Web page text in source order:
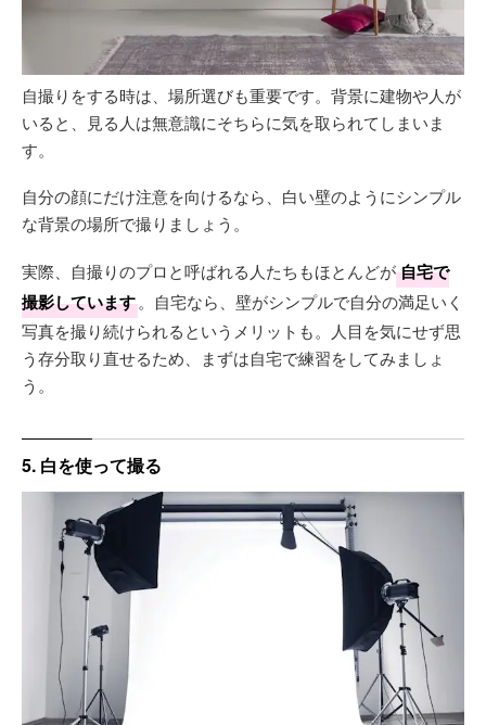
自撮りをする時は、場所選びも重要です。背景に建物や人が
いると、見る人は無意識にそちらに気を取られてしまいま
す。
自分の顔にだけ注意を向けるなら、白い壁のようにシンプル
な背景の場所で撮りましょう。
実際、自撮りのプロと呼ばれる人たちもほとんどが自宅で
撮影しています。自宅なら、壁がシンプルで自分の満足いく
写真を撮り続けられるというメリットも。人目を気にせず思
う存分取り直せるため、まずは自宅で練習をしてみましょ
う。
5. 白を使って撮る